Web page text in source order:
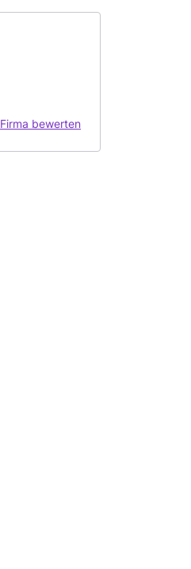
Firma bewerten